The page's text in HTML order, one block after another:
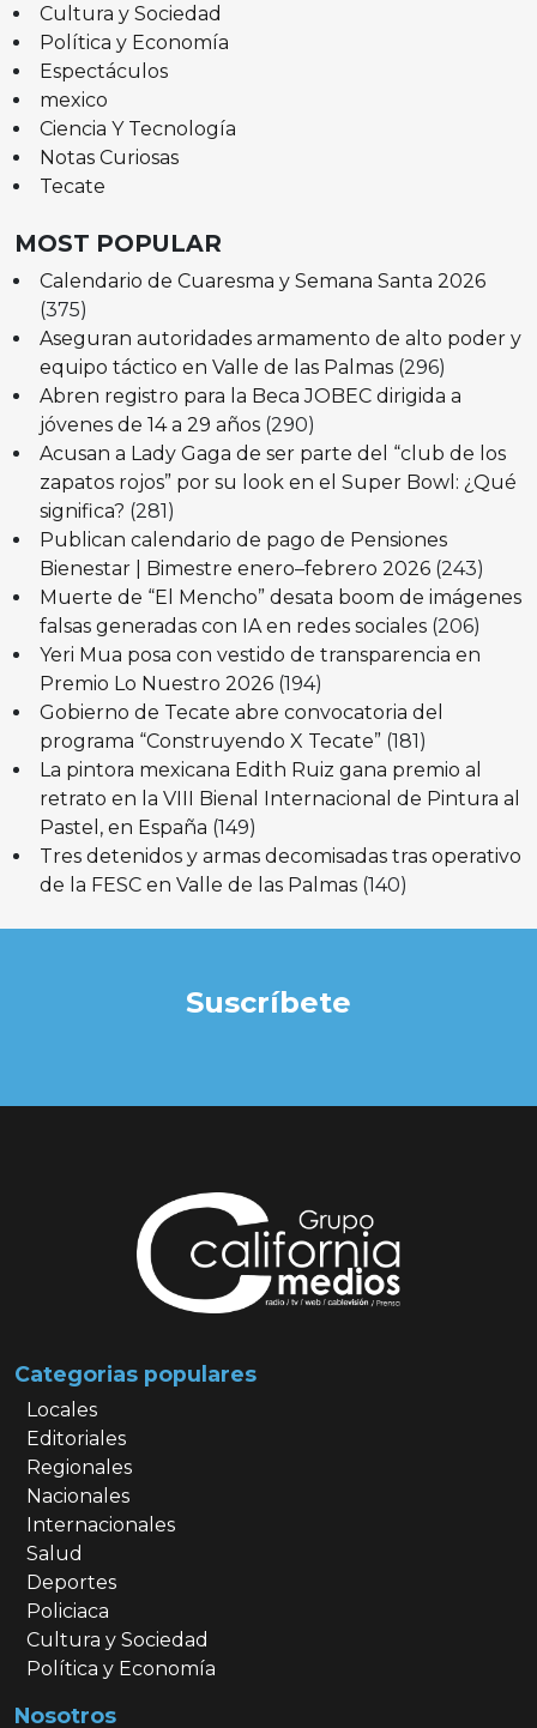
Cultura y Sociedad
Política y Economía
Espectáculos
mexico
Ciencia Y Tecnología
Notas Curiosas
Tecate
MOST POPULAR
Calendario de Cuaresma y Semana Santa 2026
(375)
Aseguran autoridades armamento de alto poder y
equipo táctico en Valle de las Palmas (296)
Abren registro para la Beca JOBEC dirigida a
jóvenes de 14 a 29 años (290)
Acusan a Lady Gaga de ser parte del “club de los
zapatos rojos” por su look en el Super Bowl: ¿Qué
significa? (281)
Publican calendario de pago de Pensiones
Bienestar | Bimestre enero–febrero 2026 (243)
Muerte de “El Mencho” desata boom de imágenes
falsas generadas con IA en redes sociales (206)
Yeri Mua posa con vestido de transparencia en
Premio Lo Nuestro 2026 (194)
Gobierno de Tecate abre convocatoria del
programa “Construyendo X Tecate” (181)
La pintora mexicana Edith Ruiz gana premio al
retrato en la VIII Bienal Internacional de Pintura al
Pastel, en España (149)
Tres detenidos y armas decomisadas tras operativo
de la FESC en Valle de las Palmas (140)
Suscríbete
Categorias populares
Locales
Editoriales
Regionales
Nacionales
Internacionales
Salud
Deportes
Policiaca
Cultura y Sociedad
Política y Economía
Nosotros